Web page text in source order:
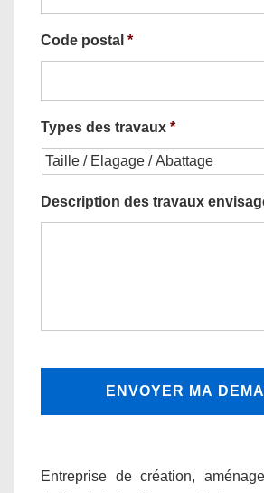
Code postal *
Types des travaux *
Description des travaux
Entreprise de création,